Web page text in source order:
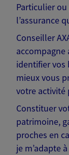
Particulier
l’assurance
Conseiller
accompagne
identifier vos
mieux vous
votre activité
Constituer
patrimoine,
proches en
je m’adapte